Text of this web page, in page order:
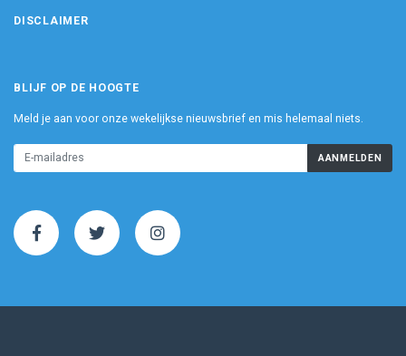
DISCLAIMER
BLIJF OP DE HOOGTE
Meld je aan voor onze wekelijkse nieuwsbrief en mis helemaal niets.
AANMELDEN